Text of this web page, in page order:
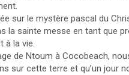
sur le mystère pascal du
la sainte messe en tant que
à la vie.
de Ntoum à Cocobeach,
sur cette terre et qu’un jour